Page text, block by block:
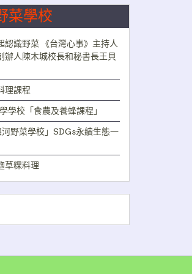
菜學校
認識野菜 《台灣心事》主持人
辦人陳木城校長和秘書長王貝
理課程
學校「食農及養蜂課程」
野菜學校」SDGs永續生態一
草粿料理